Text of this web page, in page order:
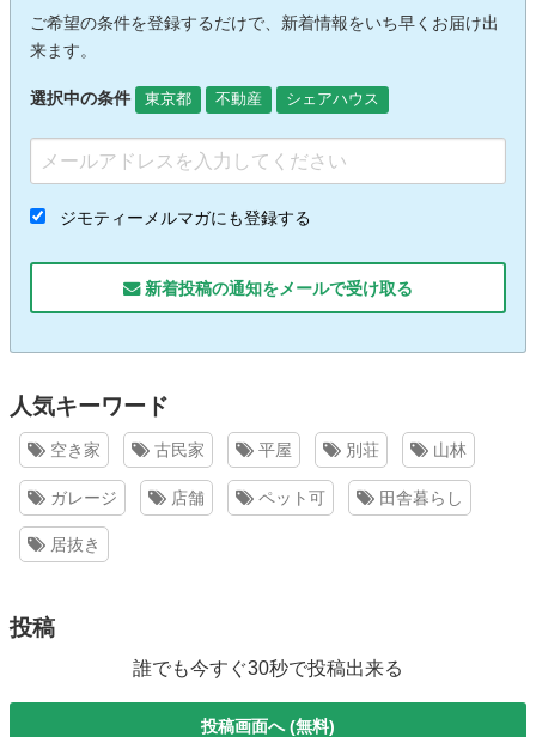
ご希望の条件を登録するだけで、新着情報をいち早くお届け出
来ます。
選択中の条件 東京都 不動産 シェアハウス
ジモティーメルマガにも登録する
新着投稿の通知をメールで受け取る
人気キーワード
空き家 古民家 平屋 別荘 山林
ガレージ 店舗 ペット可 田舎暮らし
居抜き
投稿
誰でも今すぐ30秒で投稿出来る
投稿画面へ (無料)